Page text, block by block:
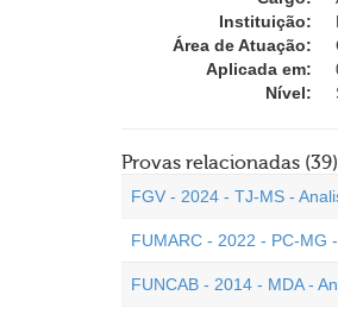
Instituição:
Área de Atuação:
Aplicada em:
Nível:
Provas relacionadas (39)
FGV - 2024 - TJ-MS -
FUMARC - 2022 - PC-MG
FUNCAB - 2014 - MDA -